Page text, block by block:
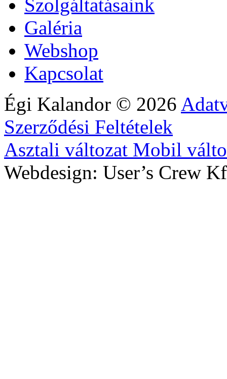
Szolgáltatásaink
Galéria
Webshop
Kapcsolat
Égi Kalandor © 2026
Szerződési Feltételek
Asztali változat Mobil
Webdesign: User’s Crew